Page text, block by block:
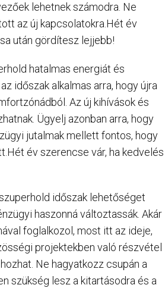
lehetnek számodra. Ne
az új kapcsolatokra.Hét év
után gördítesz lejjebb!
hatalmas energiát és
időszak alkalmas arra, hogy újra
Az új kihívások és
Ügyelj azonban arra, hogy
jutalmak mellett fontos, hogy
év szerencse vár, ha kedvelés
időszak lehetőséget
haszonná változtassák. Akár
foglalkozol, most itt az ideje,
projektekben való részvétel
Ne hagyatkozz csupán a
szükség lesz a kitartásodra és a